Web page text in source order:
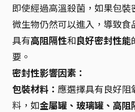
即使經過高溫殺菌，如果包
微生物仍然可以進入，導致
具有高阻隔性和良好密封性能
要。
密封性影響因素：
包裝材料： 應選擇具有良好阻
料，如金屬罐、玻璃罐、高阻